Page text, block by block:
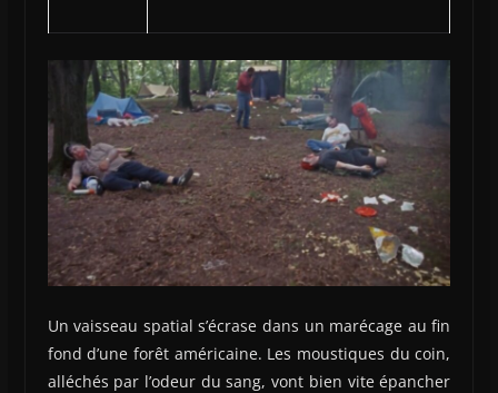
Un vaisseau spatial s’écrase dans un marécage au fin
fond d’une forêt américaine. Les moustiques du coin,
alléchés par l’odeur du sang, vont bien vite épancher